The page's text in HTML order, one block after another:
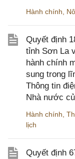
Hành chính
Quyết định
tỉnh Sơn La
hành chính
sung trong
Thông tin
Nhà nước
Hành chính
lịch
Quyết định